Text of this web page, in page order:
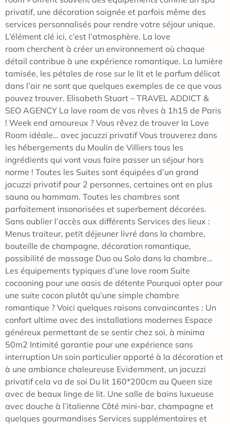
privatif, une décoration soignée et parfois même des
services personnalisés pour rendre votre séjour unique.
L’élément clé ici, c’est l’atmosphère. La love
room cherchent à créer un environnement où chaque
détail contribue à une expérience romantique. La lumière
tamisée, les pétales de rose sur le lit et le parfum délicat
dans l’air ne sont que quelques exemples de ce que vous
pouvez trouver. Elisabeth Stuart – TRAVEL ADDICT &
SEO AGENCY La love room de vos rêves à 1h15 de Paris
! Week end amoureux ? Vous rêvez de trouver la Love
Room idéale… avec jacuzzi privatif Vous trouverez dans
les hébergements du Moulin de Villiers tous les
ingrédients qui vont vous faire passer un séjour hors
norme ! Toutes les Suites sont équipées d’un grand
jacuzzi privatif pour 2 personnes, certaines ont en plus
sauna ou hammam. Toutes les chambres sont
parfaitement insonorisées et superbement décorées.
Sans oublier l’accès aux différents Services des lieux :
Menus traiteur, petit déjeuner livré dans la chambre,
bouteille de champagne, décoration romantique,
possibilité de massage Duo ou Solo dans la chambre…
Les équipements typiques d’une love room Suite
cocooning pour une oasis de détente Pourquoi opter pour
une suite cocon plutôt qu’une simple chambre
romantique ? Voici quelques raisons convaincantes : Un
confort ultime avec des installations modernes Espace
généreux permettant de se sentir chez soi, à minima
50m2 Intimité garantie pour une expérience sans
interruption Un soin particulier apporté à la décoration et
à une ambiance chaleureuse Evidemment, un jacuzzi
privatif cela va de soi Du lit 160*200cm au Queen size
avec de beaux linge de lit. Une salle de bains luxueuse
avec douche à l’italienne Côté mini-bar, champagne et
quelques gourmandises Services supplémentaires et